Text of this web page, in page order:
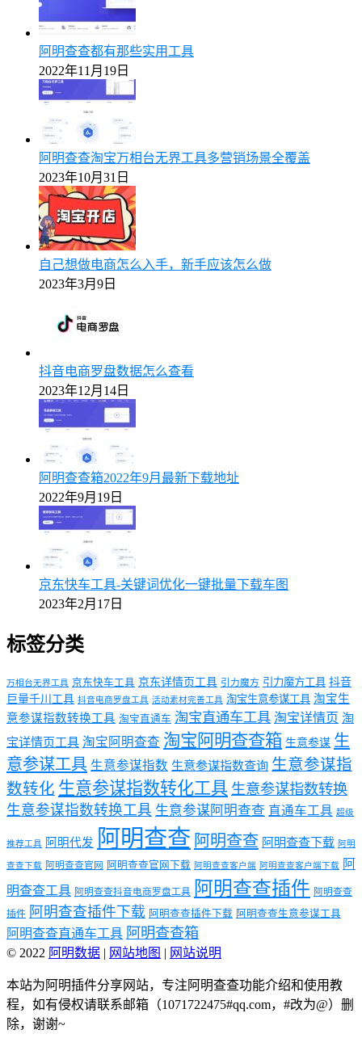
阿明查查都有那些实用工具
2022年11月19日
阿明查查淘宝万相台无界工具多营销场景全覆盖
2023年10月31日
自己想做电商怎么入手，新手应该怎么做
2023年3月9日
抖音电商罗盘数据怎么查看
2023年12月14日
阿明查查箱2022年9月最新下载地址
2022年9月19日
京东快车工具-关键词优化一键批量下载车图
2023年2月17日
标签分类
万相台无界工具 京东快车工具 京东详情页工具 引力魔方 引力魔方工具 抖音
巨量千川工具 抖音电商罗盘工具 活动素材完善工具 淘宝生意参谋工具 淘宝生
意参谋指数转换工具 淘宝直通车 淘宝直通车工具 淘宝详情页 淘
宝详情页工具 淘宝阿明查查 淘宝阿明查查箱 生意参谋 生
意参谋工具 生意参谋指数 生意参谋指数查询 生意参谋指
数转化 生意参谋指数转化工具 生意参谋指数转换
生意参谋指数转换工具 生意参谋阿明查查 直通车工具 超级
推荐工具 阿明代发 阿明查查 阿明查查 阿明查查下载 阿明
查查下载 阿明查查官网 阿明查查官网下载 阿明查查客户端 阿明查查客户端下载
阿
明查查工具 阿明查查抖音电商罗盘工具 阿明查查插件 阿明查查
插件 阿明查查插件下载 阿明查查插件下载 阿明查查生意参谋工具
阿明查查直通车工具 阿明查查箱
© 2022 阿明数据 | 网站地图 | 网站说明
本站为阿明插件分享网站，专注阿明查查功能介绍和使用教
程，如有侵权请联系邮箱（1071722475#qq.com，#改为@）删
除，谢谢~